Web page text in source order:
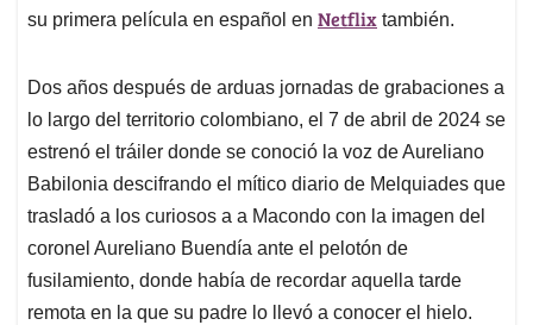
su primera película en español en Netflix también.
Dos años después de arduas jornadas de grabaciones a
lo largo del territorio colombiano, el 7 de abril de 2024 se
estrenó el tráiler donde se conoció la voz de Aureliano
Babilonia descifrando el mítico diario de Melquiades que
trasladó a los curiosos a a Macondo con la imagen del
coronel Aureliano Buendía ante el pelotón de
fusilamiento, donde había de recordar aquella tarde
remota en la que su padre lo llevó a conocer el hielo.